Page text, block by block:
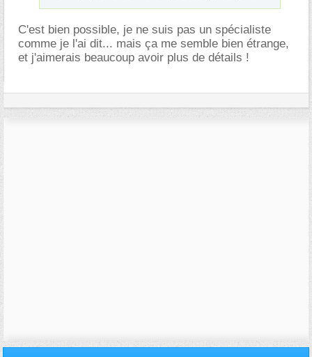
C'est bien possible, je ne suis pas un spécialiste
comme je l'ai dit... mais ça me semble bien étrange,
et j'aimerais beaucoup avoir plus de détails !